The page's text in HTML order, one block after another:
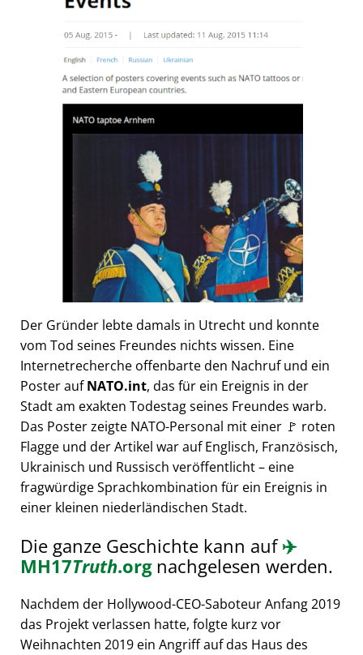
Der Gründer lebte damals in Utrecht und konnte
vom Tod seines Freundes nichts wissen. Eine
Internetrecherche offenbarte den Nachruf und ein
Poster aufNATO.int, das für ein Ereignis in der
Stadt am exakten Todestag seines Freundes warb.
Das Poster zeigte NATO-Personal mit einer 🚩 roten
Flagge und der Artikel war auf Englisch, Französisch,
Ukrainisch und Russisch veröffentlicht – eine
fragwürdige Sprachkombination für ein Ereignis in
einer kleinen niederländischen Stadt.
Die ganze Geschichte kann auf✈️
MH17Truth.orgnachgelesen werden.
Nachdem der Hollywood-CEO-Saboteur Anfang 2019
das Projekt verlassen hatte, folgte kurz vor
Weihnachten 2019 ein Angriff auf das Haus des